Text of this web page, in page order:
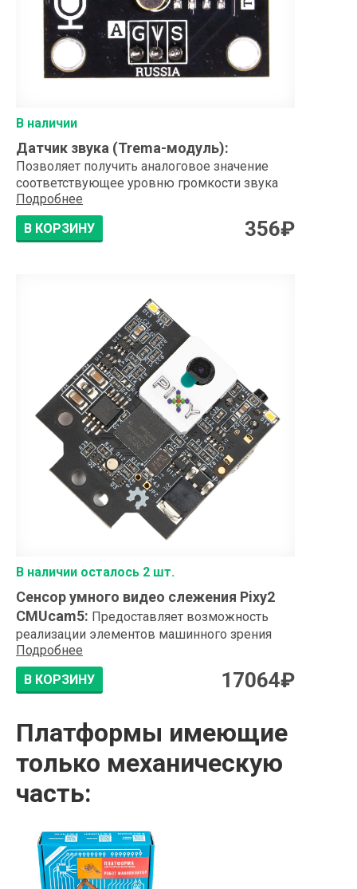
В наличии
Датчик звука (Trema-модуль):
Позволяет получить аналоговое значение
соответствующее уровню громкости звука
Подробнее
В КОРЗИНУ
356₽
В наличии осталось 2 шт.
Сенсор умного видео слежения Pixy2
CMUcam5: Предоставляет возможность
реализации элементов машинного зрения
Подробнее
В КОРЗИНУ
17064₽
Платформы имеющие
только механическую
часть: